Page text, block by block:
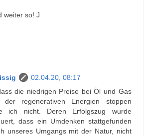
weiter so! J
02.04.20, 08:17
die niedrigen Preise bei Öl und Gas
der regenerativen Energien stoppen
ich nicht. Deren Erfolgszug wurde
dass ein Umdenken stattgefunden
unseres Umgangs mit der Natur, nicht